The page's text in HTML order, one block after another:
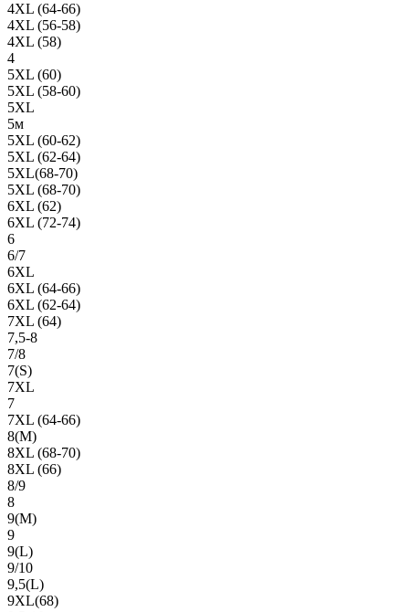
4XL (64-66)
4XL (56-58)
4XL (58)
4
5XL (60)
5XL (58-60)
5XL
5м
5XL (60-62)
5XL (62-64)
5XL(68-70)
5XL (68-70)
6XL (62)
6XL (72-74)
6
6/7
6XL
6XL (64-66)
6XL (62-64)
7XL (64)
7,5-8
7/8
7(S)
7XL
7
7XL (64-66)
8(М)
8XL (68-70)
8XL (66)
8/9
8
9(М)
9
9(L)
9/10
9,5(L)
9XL(68)